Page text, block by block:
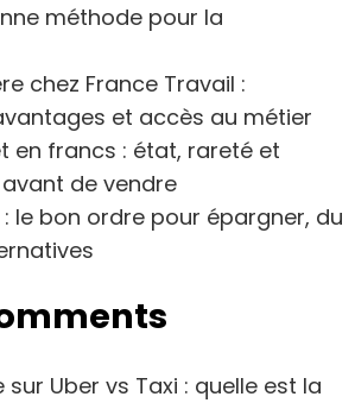
méthode pour la
chez France Travail :
et accès au métier
en francs : état, rareté et
de vendre
: le bon ordre pour épargner, du
sur Uber vs Taxi : quelle est la